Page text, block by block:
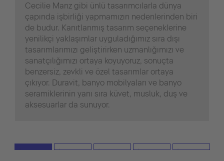
Cecilie Manz gibi ünlü tasarımcılarla dünya
çapında işbirliği yapmamızın nedenlerinden biri
de budur. Kanıtlanmış tasarım seçeneklerine
yenilikçi yaklaşımlar uyguladığımız sıra dışı
tasarımlarımızı geliştirirken uzmanlığımızı ve
sanatçılığımızı ortaya koyuyoruz, sonuçta
benzersiz, zevkli ve özel tasarımlar ortaya
çıkıyor. Duravit, banyo mobilyaları ve banyo
seramiklerinin yanı sıra küvet, musluk, duş ve
aksesuarlar da sunuyor.